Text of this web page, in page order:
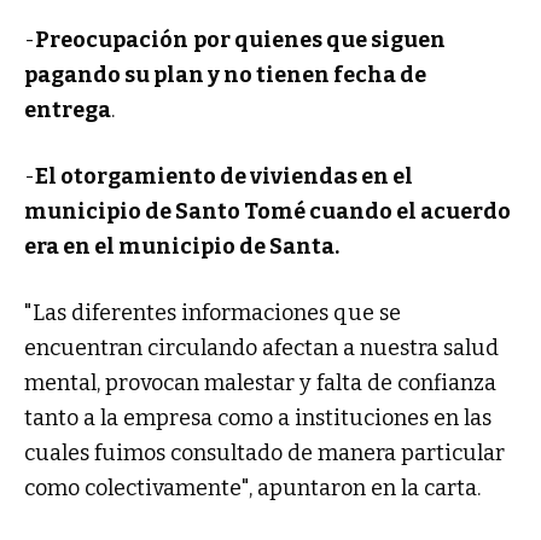
-Preocupación por quienes que siguen
pagando su plan y no tienen fecha de
entrega.
-El otorgamiento de viviendas en el
municipio de Santo Tomé cuando el acuerdo
era en el municipio de Santa.
"Las diferentes informaciones que se
encuentran circulando afectan a nuestra salud
mental, provocan malestar y falta de confianza
tanto a la empresa como a instituciones en las
cuales fuimos consultado de manera particular
como colectivamente", apuntaron en la carta.